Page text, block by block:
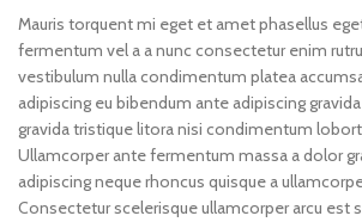
Mauris torquent mi eget et amet phasellus
fermentum vel a a nunc consectetur enim
vestibulum nulla condimentum platea
adipiscing eu bibendum ante adipiscing
gravida tristique litora nisi condimentum
Ullamcorper ante fermentum massa a dolor
adipiscing neque rhoncus quisque a
Consectetur scelerisque ullamcorper arcu est